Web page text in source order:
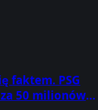
faktem. PSG
za 50 milionów